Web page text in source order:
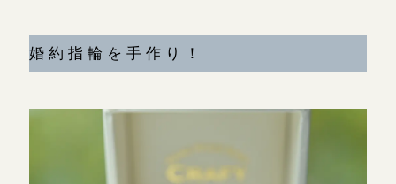
婚約指輪を手作り！
広島店
オーダーメイド ご予約